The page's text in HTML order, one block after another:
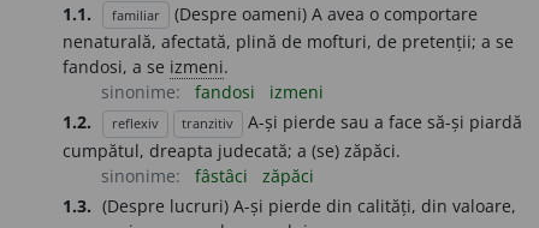
1.1.
familiar
(Despre oameni) A avea o comportare
nenaturală, afectată, plină de mofturi, de pretenții; a se
fandosi, a se izmeni.
sinonime:
fandosi
izmeni
1.2.
reflexiv tranzitiv
A-și pierde sau a face să-și piardă
cumpătul, dreapta judecată; a (se) zăpăci.
sinonime:
fâstâci
zăpăci
1.3. (Despre lucruri) A-și pierde din calități, din valoare,